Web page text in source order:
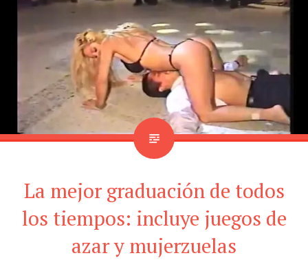
La mejor graduación de todos
los tiempos: incluye juegos de
azar y mujerzuelas